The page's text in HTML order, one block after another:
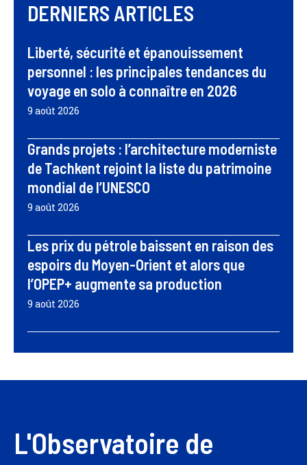
DERNIERS ARTICLES
Liberté, sécurité et épanouissement
personnel : les principales tendances du
voyage en solo à connaître en 2026
9 août 2026
Grands projets : l’architecture moderniste
de Tachkent rejoint la liste du patrimoine
mondial de l’UNESCO
9 août 2026
Les prix du pétrole baissent en raison des
espoirs du Moyen-Orient et alors que
l’OPEP+ augmente sa production
9 août 2026
L'Observatoire de